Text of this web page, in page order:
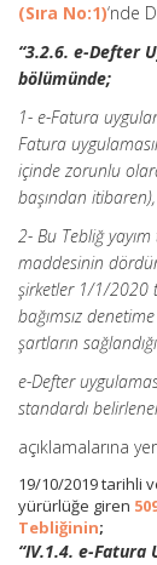
(Sıra No:1)‘nde
“3.2.6. e-Defter
bölümünde;
1- e-Fatura
Fatura
içinde zorunlu
başından itibaren),
2- Bu Tebliğ
maddesinin
şirketler 1/1/2020
bağımsız
şartların
e-Defter
standardı
açıklamalarına
19/10/2019 tarihli
yürürlüğe giren
Tebliğinin;
“IV.1.4. e-Fatura